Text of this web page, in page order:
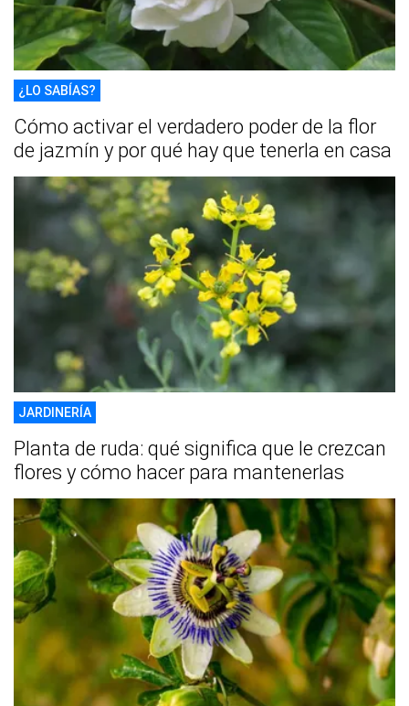
¿LO SABÍAS?
Cómo activar el verdadero poder de la flor
de jazmín y por qué hay que tenerla en casa
JARDINERÍA
Planta de ruda: qué significa que le crezcan
flores y cómo hacer para mantenerlas